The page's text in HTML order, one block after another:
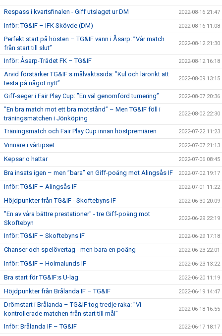
Respass i kvartsfinalen - Giff utslaget ur DM 2022-08-16 21:47
Inför: TG&IF – IFK Skövde (DM) 2022-08-16 11:08
Perfekt start på hösten – TG&IF vann i Åsarp: ”Vår match
från start till slut”
2022-08-12 21:30
Inför: Åsarp-Trädet FK – TG&IF 2022-08-12 16:18
Arvid förstärker TG&IF:s målvaktssida: ”Kul och lärorikt att
testa på något nytt”
2022-08-09 13:15
Giff-seger i Fair Play Cup: ”En väl genomförd turnering” 2022-08-07 20:36
”En bra match mot ett bra motstånd” – Men TG&IF föll i
träningsmatchen i Jönköping
2022-08-02 22:30
Träningsmatch och Fair Play Cup innan höstpremiären 2022-07-22 11:23
Vinnare i vårtipset 2022-07-07 21:13
Kepsar o hattar 2022-07-06 08:45
Bra insats igen – men ”bara” en Giff-poäng mot Alingsås IF 2022-07-02 19:17
Inför: TG&IF – Alingsås IF 2022-07-01 11:22
Höjdpunkter från TG&IF - Skoftebyns IF 2022-06-30 20:09
"En av våra bättre prestationer" - tre Giff-poäng mot
Skoftebyn
2022-06-29 22:19
Inför: TG&IF – Skoftebyns IF 2022-06-29 17:18
Chanser och spelövertag - men bara en poäng 2022-06-23 22:01
Inför: TG&IF – Holmalunds IF 2022-06-23 13:22
Bra start för TG&IF:s U-lag 2022-06-20 11:19
Höjdpunkter från Brålanda IF – TG&IF 2022-06-19 14:47
Drömstart i Brålanda – TG&IF tog tredje raka: ”Vi
kontrollerade matchen från start till mål”
2022-06-18 16:55
Inför: Brålanda IF – TG&IF 2022-06-17 18:17